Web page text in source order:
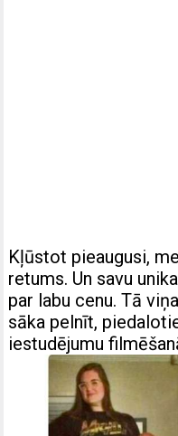
Kļūstot pieaugusi,
retums. Un savu
par labu cenu. Tā
sāka pelnīt,
iestudējumu